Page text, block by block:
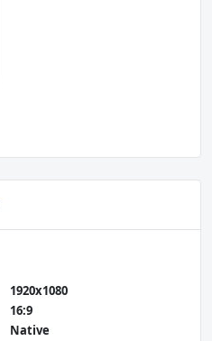
1920x1080
16:9
Native